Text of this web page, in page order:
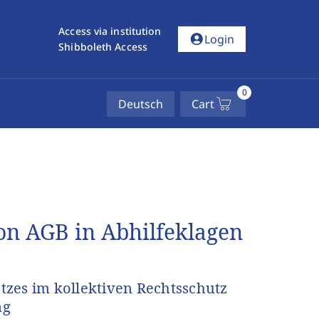
Access via institution
Shibboleth Access
account_circleLogin
Deutsch Cart
0
AGB in Abhilfeklagen
im kollektiven Rechtsschutz